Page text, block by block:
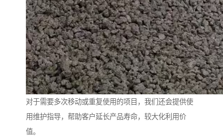
对于需要多次移动或重复使用的项目，我们还会提供使
用维护指导，帮助客户延长产品寿命，较大化利用价
值。